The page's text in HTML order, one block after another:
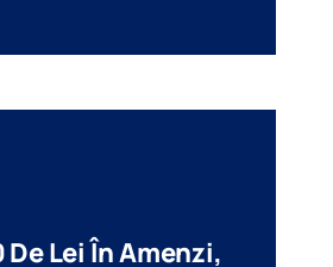
Lei În Amenzi,